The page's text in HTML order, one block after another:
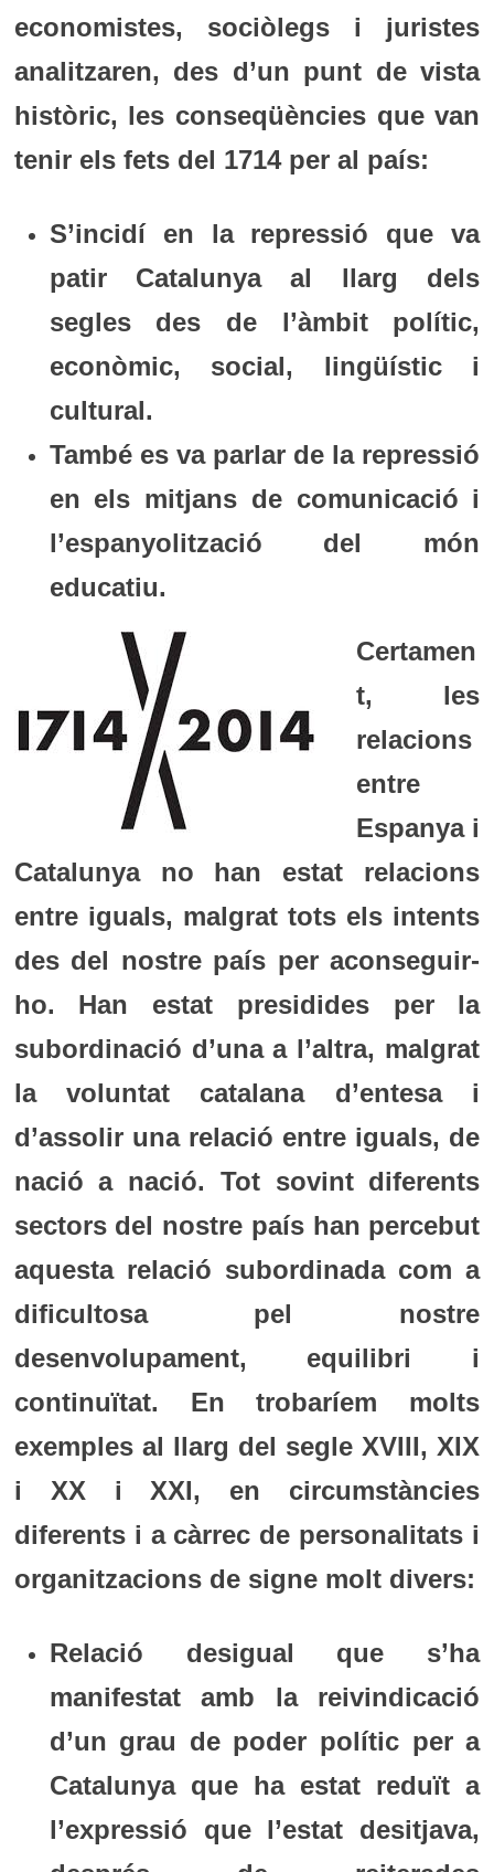
economistes, sociòlegs i juristes
analitzaren, des d’un punt de vista
històric, les conseqüències que van
tenir els fets del 1714 per al país:
S’incidí en la repressió que va
patir Catalunya al llarg dels
segles des de l’àmbit polític,
econòmic, social, lingüístic i
cultural.
També es va parlar de la repressió
en els mitjans de comunicació i
l’espanyolització del món
educatiu.
Certamen
t, les
relacions
entre
Espanya i
Catalunya no han estat relacions
entre iguals, malgrat tots els intents
des del nostre país per aconseguir-
ho. Han estat presidides per la
subordinació d’una a l’altra, malgrat
la voluntat catalana d’entesa i
d’assolir una relació entre iguals, de
nació a nació. Tot sovint diferents
sectors del nostre país han percebut
aquesta relació subordinada com a
dificultosa pel nostre
desenvolupament, equilibri i
continuïtat. En trobaríem molts
exemples al llarg del segle XVIII, XIX
i XX i XXI, en circumstàncies
diferents i a càrrec de personalitats i
organitzacions de signe molt divers:
Relació desigual que s’ha
manifestat amb la reivindicació
d’un grau de poder polític per a
Catalunya que ha estat reduït a
l’expressió que l’estat desitjava,